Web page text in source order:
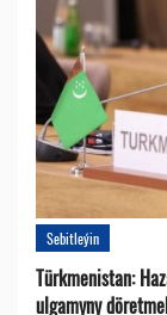
Sebitleýin
Türkmenistan:
ulgamyny